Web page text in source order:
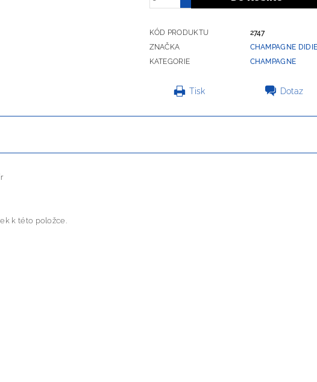
KÓD PRODUKTU
2747
ZNAČKA
CHAMPAGNE
KATEGORIE
CHAMPAGNE
Tisk Dotaz
k této položce.